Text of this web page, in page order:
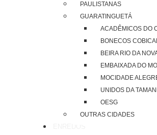
PAULISTANAS
GUARATINGUETÁ
ACADÊMICOS DO
BONECOS
BEIRA RIO DA
EMBAIXADA DO
MOCIDADE
UNIDOS DA
OESG
OUTRAS CIDADES